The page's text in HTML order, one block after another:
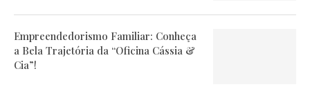
Empreendedorismo Familiar: Conheça
a Bela Trajetória da “Oficina Cássia &
Cia”!